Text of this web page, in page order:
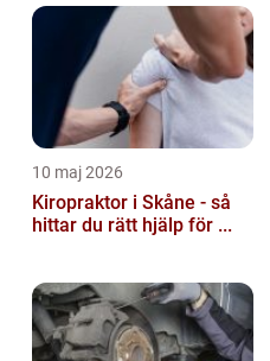
10 maj 2026
Kiropraktor i Skåne - så
hittar du rätt hjälp för ...